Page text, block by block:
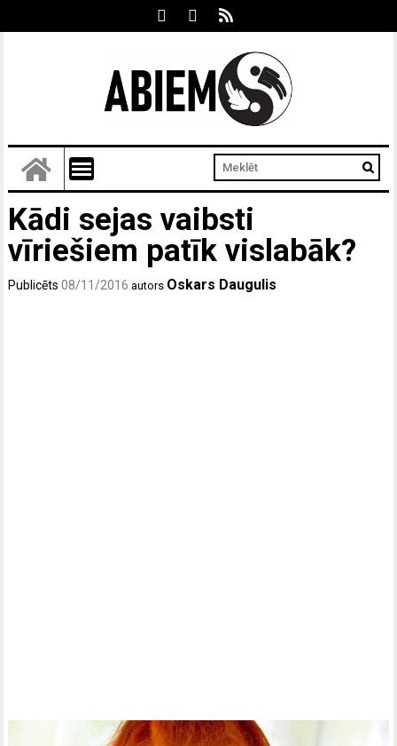
Kādi sejas vaibsti
vīriešiem patīk vislabāk?
Publicēts08/11/2016 autors Oskars Daugulis